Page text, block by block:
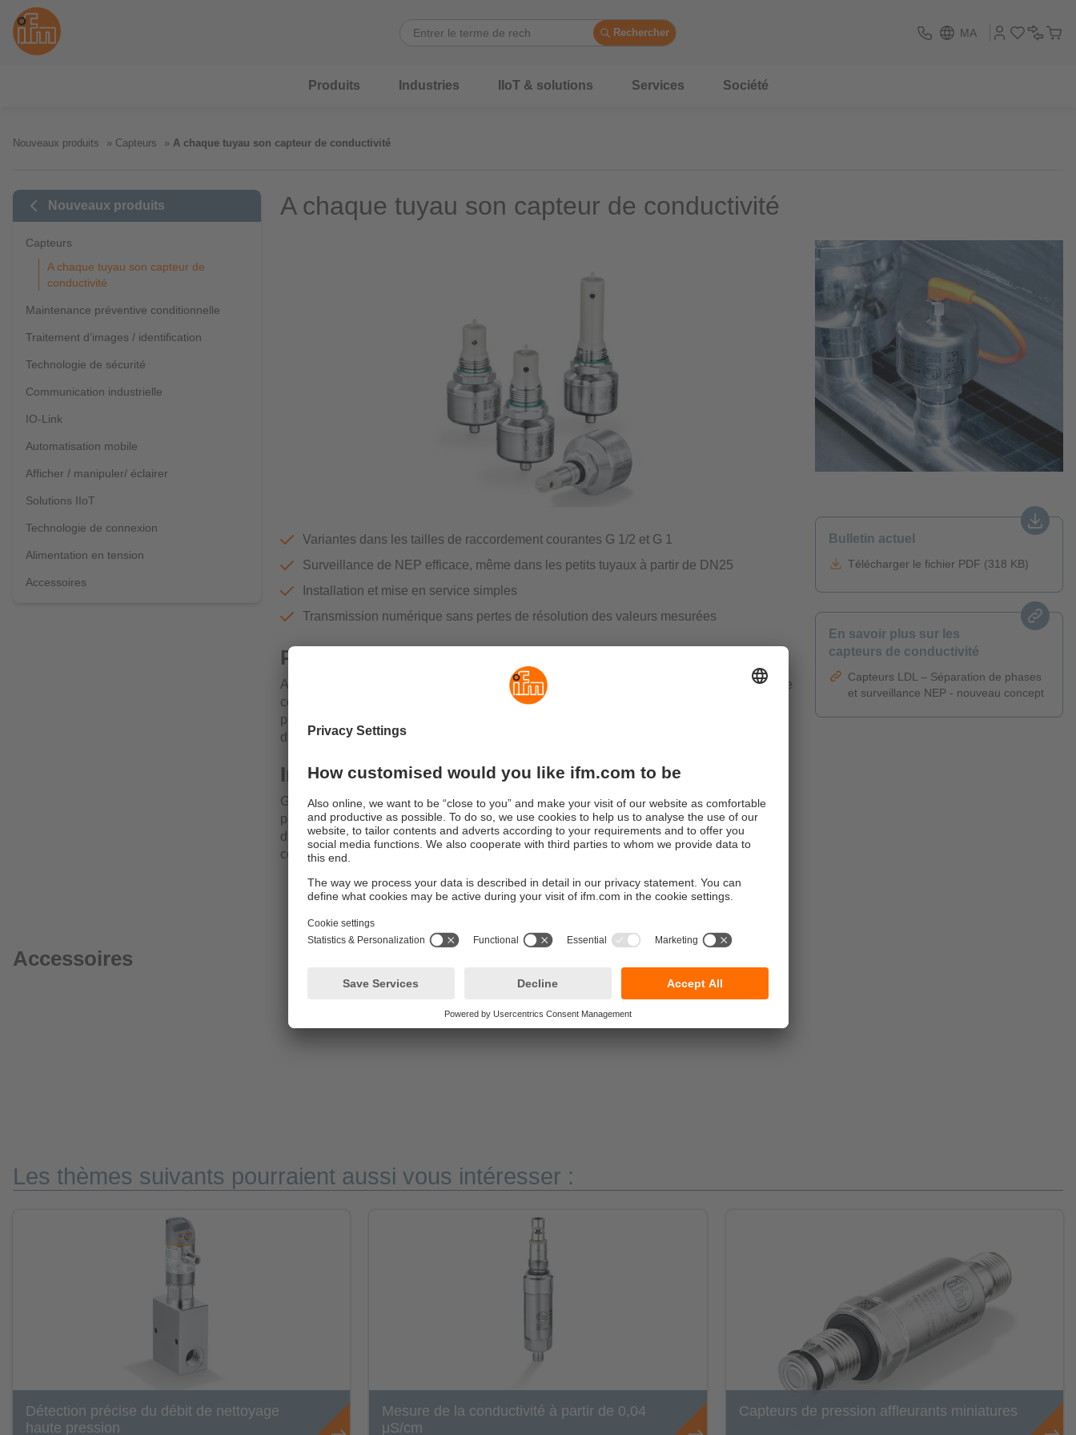
Rechercher MA
Produits Industries IIoT & solutions Services Société
Nouveaux produits Capteurs A chaque tuyau son capteur de conductivité
Nouveaux produits
Capteurs
A chaque tuyau son capteur de
conductivité
Maintenance préventive conditionnelle
Traitement d’images / identification
Technologie de sécurité
Communication industrielle
IO-Link
Automatisation mobile
Afficher / manipuler/ éclairer
Solutions IIoT
Technologie de connexion
Alimentation en tension
Accessoires
A chaque tuyau son capteur de conductivité
Variantes dans les tailles de raccordement courantes G 1/2 et G 1
Surveillance de NEP efficace, même dans les petits tuyaux à partir de DN25
Installation et mise en service simples
Transmission numérique sans pertes de résolution des valeurs mesurées
Pour la surveillance de NEP à toute échelle
Avec différents raccords de process dans les tailles courantes G 1 et G 1/2, les capteurs de
conductivité du groupe LDL2xx offrent une solution appropriée pour une surveillance
précise de NEP pour chaque taille de tuyau à partir de DN25 - sans avoir besoin
d'extensions de tuyau ou de superstructures coûteuses.
Installation facile grâce au design compact
Grâce à leur design compact et au boîtier de contrôle intégré, les capteurs de conductivité
peuvent être positionnés de manière flexible dans la tuyauterie. Il n'est pas nécessaire
d'installer du matériel supplémentaire en aval. Le câblage facile est encore simplifié par la
connexion standard M12.
Bulletin actuel
Télécharger le fichier PDF (318 KB)
En savoir plus sur les
capteurs de conductivité
Capteurs LDL – Séparation de phases
et surveillance NEP - nouveau concept
Accessoires
Les thèmes suivants pourraient aussi vous intéresser :
Détection précise du débit de nettoyage
haute pression
Mesure de la conductivité à partir de 0,04
μS/cm
Capteurs de pression affleurants miniatures